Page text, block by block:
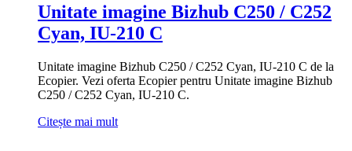
Unitate imagine Bizhub C250 / C252
Cyan, IU-210 C
Unitate imagine Bizhub C250 / C252 Cyan, IU-210 C de la
Ecopier. Vezi oferta Ecopier pentru Unitate imagine Bizhub
C250 / C252 Cyan, IU-210 C.
Citește mai mult